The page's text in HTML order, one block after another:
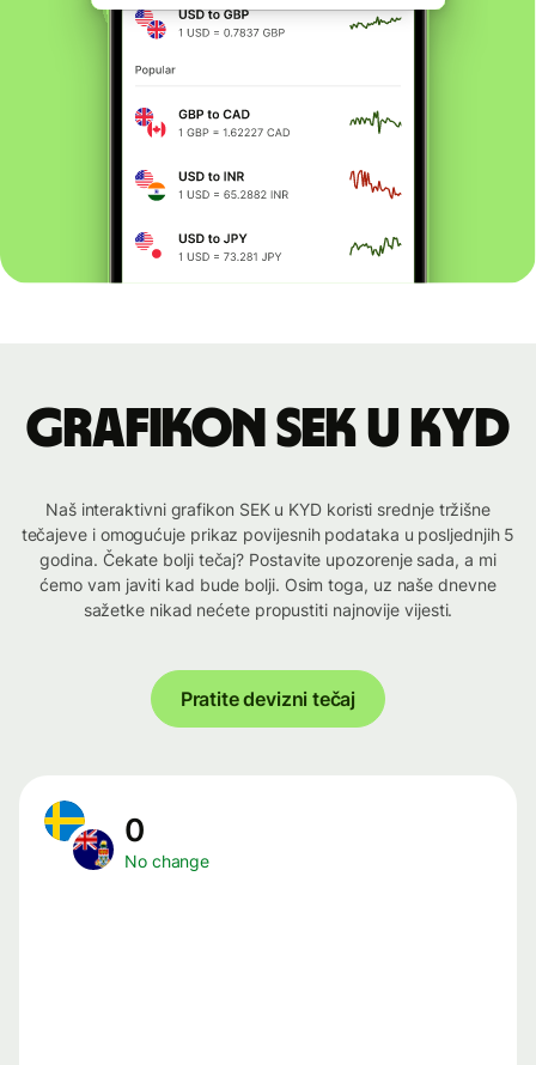
Grafikon SEK u KYD
Naš interaktivni grafikon SEK u KYD koristi srednje tržišne
tečajeve i omogućuje prikaz povijesnih podataka u posljednjih 5
godina. Čekate bolji tečaj? Postavite upozorenje sada, a mi
ćemo vam javiti kad bude bolji. Osim toga, uz naše dnevne
sažetke nikad nećete propustiti najnovije vijesti.
Pratite devizni tečaj
0
No change